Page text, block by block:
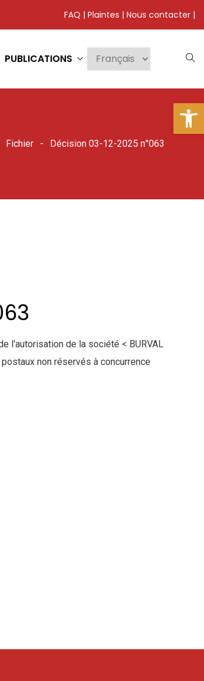
FAQ | Plaintes | Nous contacter |
PUBLICATIONS
Fichier Décision 03-12-2025 n°063
l'autorisation de la société < BURVAL
non réservés à concurrence